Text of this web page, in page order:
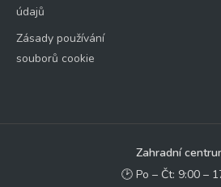
údajů
Zásady používání
souborů cookie
Zahradní
🕑 Po – Čt: 9:00 –